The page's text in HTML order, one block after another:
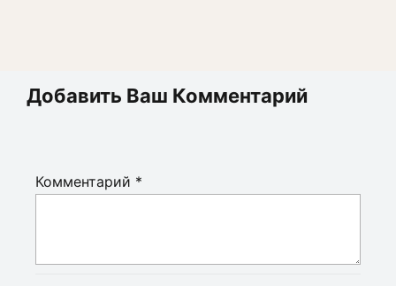
Добавить Ваш Комментарий
Комментарий *